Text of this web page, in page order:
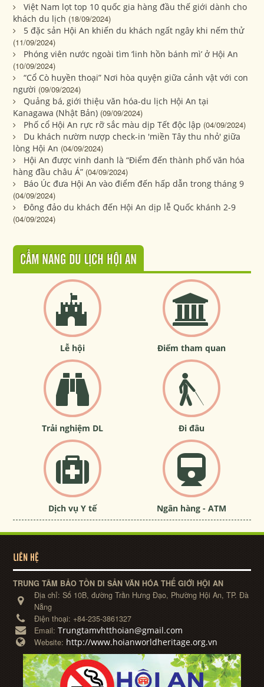
Việt Nam lọt top 10 quốc gia hàng đầu thế giới dành cho
khách du lịch (18/09/2024)
5 đặc sản Hội An khiến du khách ngất ngây khi nếm thử
(11/09/2024)
Phóng viên nước ngoài tìm ‘linh hồn bánh mì’ ở Hội An
(10/09/2024)
“Cổ Cò huyền thoại” Nơi hòa quyện giữa cảnh vật với con
người (09/09/2024)
Quảng bá, giới thiệu văn hóa-du lịch Hội An tại
Kanagawa (Nhật Bản) (09/09/2024)
Phố cổ Hội An rực rỡ sắc màu dịp Tết độc lập (04/09/2024)
Du khách nườm nượp check-in 'miền Tây thu nhỏ' giữa
lòng Hội An (04/09/2024)
Hội An được vinh danh là “Điểm đến thành phố văn hóa
hàng đầu châu Á” (04/09/2024)
Báo Úc đưa Hội An vào điểm đến hấp dẫn trong tháng 9
(04/09/2024)
Đông đảo du khách đến Hội An dịp lễ Quốc khánh 2-9
(04/09/2024)
CẨM NANG DU LỊCH HỘI AN
Lễ hội Điểm tham quan
Trải nghiệm DL Đi đâu
Dịch vụ Y tế Ngân hàng - ATM
LIÊN HỆ
TRUNG TÂM BẢO TỒN DI SẢN VĂN HÓA THẾ GIỚI HỘI AN
Địa chỉ:Số 10B, đường Trần Hưng Đạo, Phường Hội An, TP. Đà
Nẵng
Điện thoại: +84-235-3861327
Email:Trungtamvhtthoian@gmail.com
Website: http://www.hoianworldheritage.org.vn